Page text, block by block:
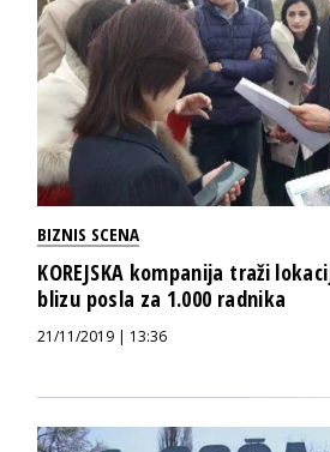
BIZNIS SCENA
KOREJSKA kompanija traži
blizu posla za 1.000 radnika
21/11/2019 | 13:36